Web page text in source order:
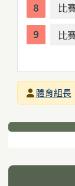
比
比
發布者
體育組長
下中區域
左邊區域內